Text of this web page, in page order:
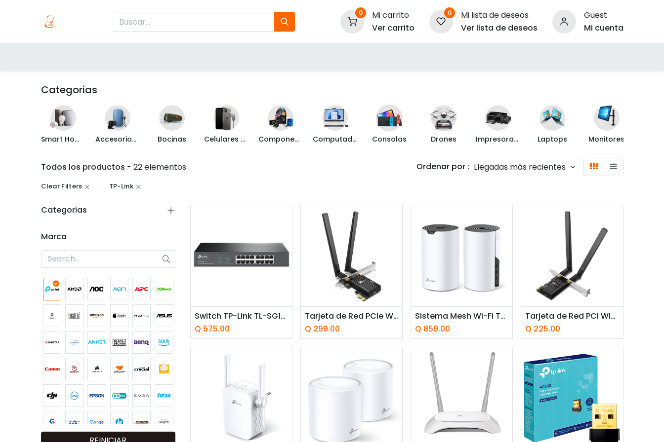
0
Mi carrito
Ver carrito
0
Mi lista de deseos
Ver lista de deseos
Guest
Mi cuenta
Categorias
Smart Home Accesorios de Computo Bocinas Celulares y Mas Componentes de PC Computadoras Consolas Drones Impresoras y Escáner Laptops Monitores
Todos los productos - 22 elementos Ordenar por : Llegadas más recientes
Clear Filters TP-Link
Categorias
Marca
Añadir a la cesta Switch TP-Link TL-SG1016DE 16 Puertos 10/100/1000Mbps para Rack
Q 575.00
Añadir a la cesta Tarjeta de Red PCIe Wi-Fi Tp-Link Archer TX55E AX3000 Doble Banda 574-2402 Mbps
Q 299.00
Añadir a la cestaSistema Mesh Wi-Fi Tp-Link Deco S7 AC1900 Doble Banda 2 Pack
Q 859.00
Añadir a la cestaTarjeta de Red PCI Wi-Fi 6 Bluetooth TP-Link Archer TX20E V2 Doble Banda 574-1201Mbps
Q 225.00